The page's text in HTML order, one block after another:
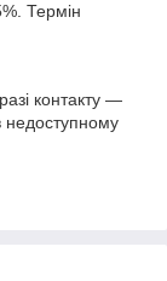
Термін
контакту —
недоступному